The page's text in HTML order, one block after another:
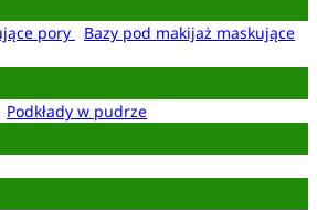
pory
Bazy pod makijaż maskujące
Podkłady w pudrze